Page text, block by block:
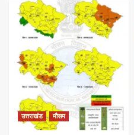
उत्तराखंड मौसम